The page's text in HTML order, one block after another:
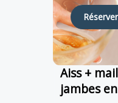
Réserver
Aiss +
jambes